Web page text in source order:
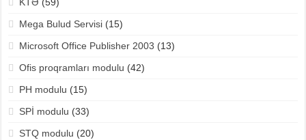
Mega Bulud Servisi(15)
Microsoft Office Publisher 2003 (13)
Ofis proqramları modulu (42)
PH modulu (15)
SPİ modulu (33)
STQ modulu (20)